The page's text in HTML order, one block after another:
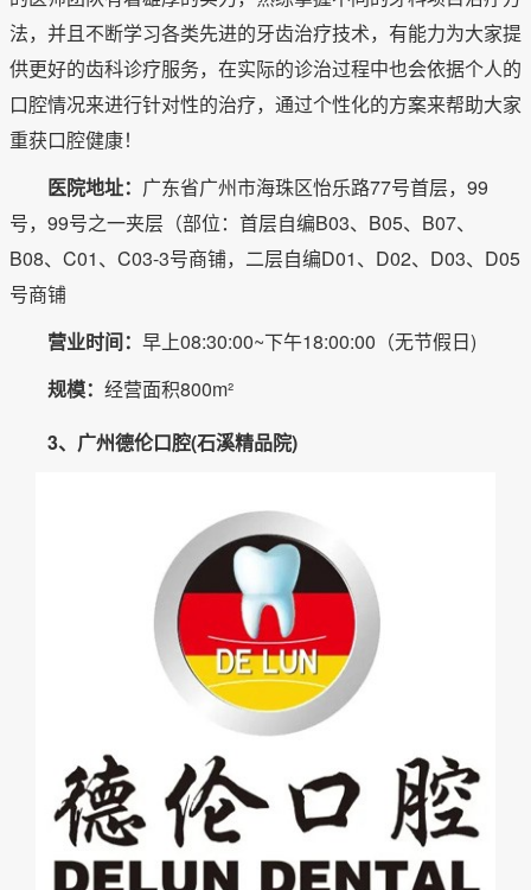
法，并且不断学习各类先进的牙齿治疗技术，有能力为大家提
供更好的齿科诊疗服务，在实际的诊治过程中也会依据个人的
口腔情况来进行针对性的治疗，通过个性化的方案来帮助大家
重获口腔健康！
医院地址： 广东省广州市海珠区怡乐路77号首层，99
号，99号之一夹层（部位：首层自编B03、B05、B07、
B08、C01、C03-3号商铺，二层自编D01、D02、D03、D05
号商铺
营业时间： 早上08:30:00~下午18:00:00（无节假日)
规模： 经营面积800m²
3、广州德伦口腔(石溪精品院)